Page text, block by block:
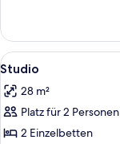
Alle
Fotos
für
Studio
anzeigen
8
Studio
28 m²
Platz für 2 Personen
2 Einzelbetten